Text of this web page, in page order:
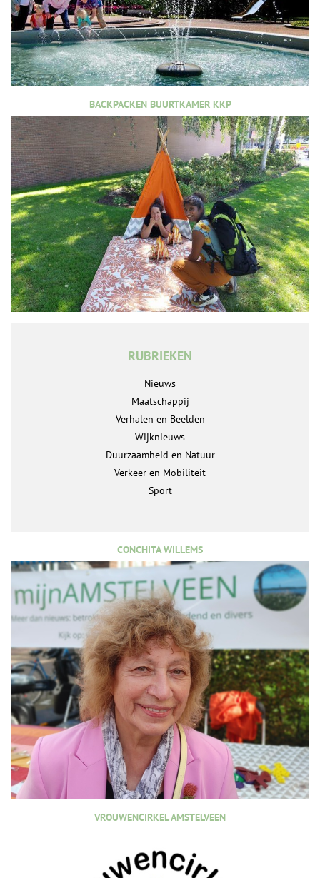
BACKPACKEN BUURTKAMER KKP
RUBRIEKEN
Nieuws
Maatschappij
Verhalen en Beelden
Wijknieuws
Duurzaamheid en Natuur
Verkeer en Mobiliteit
Sport
CONCHITA WILLEMS
VROUWENCIRKEL AMSTELVEEN